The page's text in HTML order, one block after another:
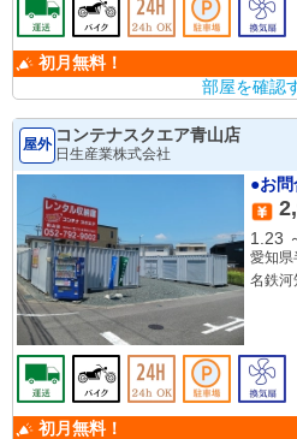
初月無料！
部屋を確認
屋外 コンテナスクエア青山店
日生産業株式会社
●お
1.23
愛知県
名鉄
初月無料！